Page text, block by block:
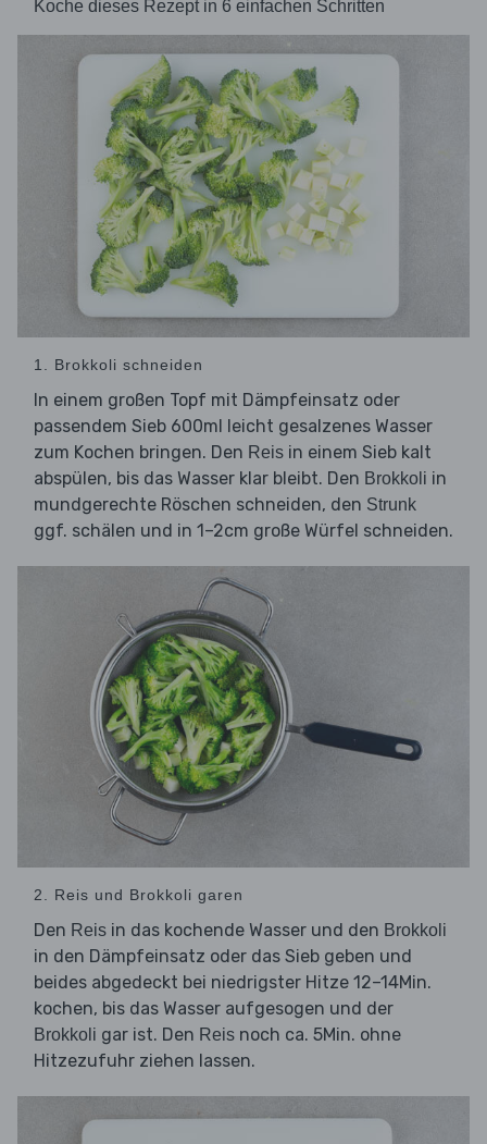
Koche dieses Rezept in 6 einfachen Schritten
1. Brokkoli schneiden
In einem großen Topf mit Dämpfeinsatz oder
passendem Sieb 600ml leicht gesalzenes Wasser
zum Kochen bringen. Den Reis in einem Sieb kalt
abspülen, bis das Wasser klar bleibt. Den Brokkoli in
mundgerechte Röschen schneiden, den Strunk
ggf. schälen und in 1–2cm große Würfel schneiden.
2. Reis und Brokkoli garen
Den Reis in das kochende Wasser und den Brokkoli
in den Dämpfeinsatz oder das Sieb geben und
beides abgedeckt bei niedrigster Hitze 12–14Min.
kochen, bis das Wasser aufgesogen und der
Brokkoli gar ist. Den Reis noch ca. 5Min. ohne
Hitzezufuhr ziehen lassen.